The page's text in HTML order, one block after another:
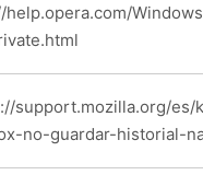
help.opera.com/
support.mozilla.org/es/
no-guardar-historial-